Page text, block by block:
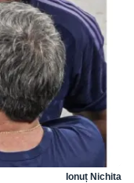
Ionuț Nichita